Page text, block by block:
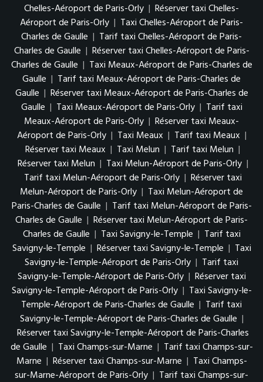
Chelles-Aéroport de Paris-Orly | Réserver taxi Chelles-
Aéroport de Paris-Orly | Taxi Chelles-Aéroport de Paris-
Charles de Gaulle | Tarif taxi Chelles-Aéroport de Paris-
Charles de Gaulle | Réserver taxi Chelles-Aéroport de Paris-
Charles de Gaulle | Taxi Meaux-Aéroport de Paris-Charles de
Gaulle | Tarif taxi Meaux-Aéroport de Paris-Charles de
Gaulle | Réserver taxi Meaux-Aéroport de Paris-Charles de
Gaulle | Taxi Meaux-Aéroport de Paris-Orly | Tarif taxi
Meaux-Aéroport de Paris-Orly | Réserver taxi Meaux-
Aéroport de Paris-Orly | Taxi Meaux | Tarif taxi Meaux |
Réserver taxi Meaux | Taxi Melun | Tarif taxi Melun |
Réserver taxi Melun | Taxi Melun-Aéroport de Paris-Orly |
Tarif taxi Melun-Aéroport de Paris-Orly | Réserver taxi
Melun-Aéroport de Paris-Orly | Taxi Melun-Aéroport de
Paris-Charles de Gaulle | Tarif taxi Melun-Aéroport de Paris-
Charles de Gaulle | Réserver taxi Melun-Aéroport de Paris-
Charles de Gaulle | Taxi Savigny-le-Temple | Tarif taxi
Savigny-le-Temple | Réserver taxi Savigny-le-Temple | Taxi
Savigny-le-Temple-Aéroport de Paris-Orly | Tarif taxi
Savigny-le-Temple-Aéroport de Paris-Orly | Réserver taxi
Savigny-le-Temple-Aéroport de Paris-Orly | Taxi Savigny-le-
Temple-Aéroport de Paris-Charles de Gaulle | Tarif taxi
Savigny-le-Temple-Aéroport de Paris-Charles de Gaulle |
Réserver taxi Savigny-le-Temple-Aéroport de Paris-Charles
de Gaulle | Taxi Champs-sur-Marne | Tarif taxi Champs-sur-
Marne | Réserver taxi Champs-sur-Marne | Taxi Champs-
sur-Marne-Aéroport de Paris-Orly | Tarif taxi Champs-sur-